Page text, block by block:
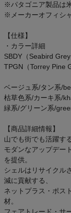
※パタゴニア製品は
※メーカーオフィシ
【仕様】
・カラー詳細
SBDY（Seabird Grey
TPGN（Torrey Pine
ベージュ系/タン系/
枯草色系/カーキ系/
緑系/グリーン系/
【商品詳細情報】
山でも街でも活躍す
モダンなアップデー
を提供。
シェルはリサイクル
減に貢献する、
ネットプラス・ポス
材。